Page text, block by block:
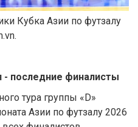
Кубка Азии по футзалу
- последние финалисты
тура группы «D»
Азии по футзалу 2026